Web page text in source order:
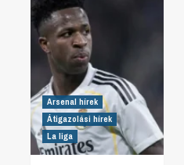
Arsenal hírek
Átigazolási hírek
La liga